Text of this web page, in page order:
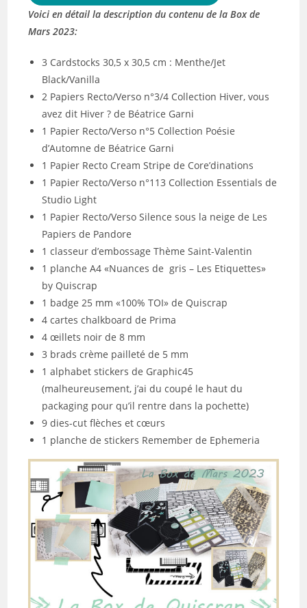
Voici en détail la description du contenu de la Box de
Mars 2023:
3 Cardstocks 30,5 x 30,5 cm : Menthe/Jet
Black/Vanilla
2 Papiers Recto/Verso n°3/4 Collection Hiver, vous
avez dit Hiver ? de Béatrice Garni
1 Papier Recto/Verso n°5 Collection Poésie
d’Automne de Béatrice Garni
1 Papier Recto Cream Stripe de Core’dinations
1 Papier Recto/Verso n°113 Collection Essentials de
Studio Light
1 Papier Recto/Verso Silence sous la neige de Les
Papiers de Pandore
1 classeur d’embossage Thème Saint-Valentin
1 planche A4 «Nuances de gris – Les Etiquettes»
by Quiscrap
1 badge 25 mm «100% TOI» de Quiscrap
4 cartes chalkboard de Prima
4 œillets noir de 8 mm
3 brads crème pailleté de 5 mm
1 alphabet stickers de Graphic45
(malheureusement, j’ai du coupé le haut du
packaging pour qu’il rentre dans la pochette)
9 dies-cut flèches et cœurs
1 planche de stickers Remember de Ephemeria